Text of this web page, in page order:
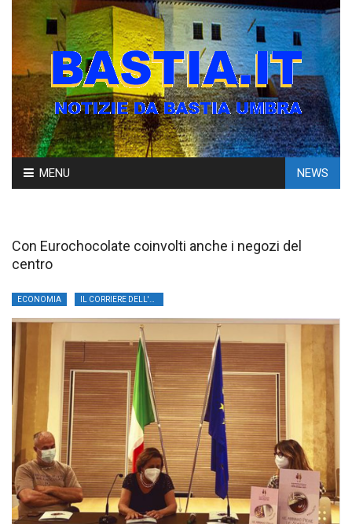
Skip
to
MENU NEWS
Con Eurochocolate coinvolti anche i negozi del
centro
ECONOMIA